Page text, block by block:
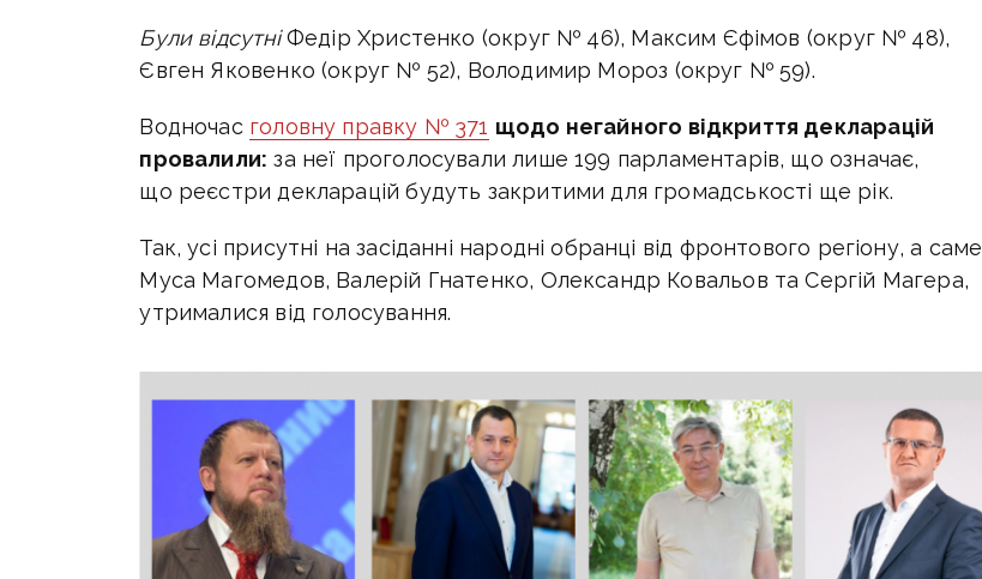
Були відсутніФедір Христенко (округ № 46), Максим Єфімов (округ № 48),
Євген Яковенко (округ № 52), Володимир Мороз (округ № 59).
Водночас головну правку № 371 щодо негайного відкриття декларацій
провалили: за неї проголосували лише 199 парламентарів, що означає,
що реєстри декларацій будуть закритими для громадськості ще рік.
Так, усі присутні на засіданні народні обранці від фронтового регіону, а саме
Муса Магомедов, Валерій Гнатенко, Олександр Ковальов та Сергій Магера,
утрималися від голосування.